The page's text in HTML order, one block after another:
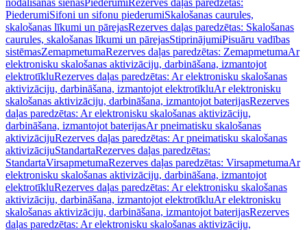
nodalīšanas sienasPiederumiRezerves daļas paredzētas:
PiederumiSifoni un sifonu piederumiSkalošanas caurules,
skalošanas līkumi un pārejasRezerves daļas paredzētas: Skalošanas
caurules, skalošanas līkumi un pārejasStiprinājumiPisuāru vadības
sistēmasZemapmetumaRezerves daļas paredzētas: ZemapmetumaAr
elektronisku skalošanas aktivizāciju, darbināšana, izmantojot
elektrotīkluRezerves daļas paredzētas: Ar elektronisku skalošanas
aktivizāciju, darbināšana, izmantojot elektrotīkluAr elektronisku
skalošanas aktivizāciju, darbināšana, izmantojot baterijasRezerves
daļas paredzētas: Ar elektronisku skalošanas aktivizāciju,
darbināšana, izmantojot baterijasAr pneimatisku skalošanas
aktivizācijuRezerves daļas paredzētas: Ar pneimatisku skalošanas
aktivizācijuStandartaRezerves daļas paredzētas:
StandartaVirsapmetumaRezerves daļas paredzētas: VirsapmetumaAr
elektronisku skalošanas aktivizāciju, darbināšana, izmantojot
elektrotīkluRezerves daļas paredzētas: Ar elektronisku skalošanas
aktivizāciju, darbināšana, izmantojot elektrotīkluAr elektronisku
skalošanas aktivizāciju, darbināšana, izmantojot baterijasRezerves
daļas paredzētas: Ar elektronisku skalošanas aktivizāciju,